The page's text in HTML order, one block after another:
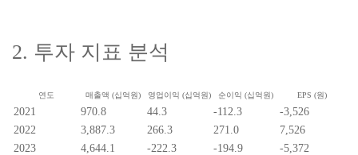
2. 투자 지표 분석
연도 매출액 (십억원) 영업이익 (십억원) 순이익 (십억원) EPS (원)
2021 970.8 44.3 -112.3
-3,526
2022
3,887.3 266.3 271.0
7,526
2023
4,644.1 -222.3 -194.9
-5,372